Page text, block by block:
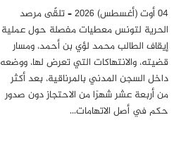
04 أوت (أغسطس) 2026 – تلقّى مرصد
الحرية لتونس معطيات مفصلة حول عملية
إيقاف الطالب محمد لؤي بن أحمد، ومسار
قضيته، والانتهاكات التي تعرض لها، ووضعه
داخل السجن المدني بالمرناقية، بعد أكثر
من أربعة عشر شهرًا من الاحتجاز دون صدور
حكم في أصل الاتهامات…